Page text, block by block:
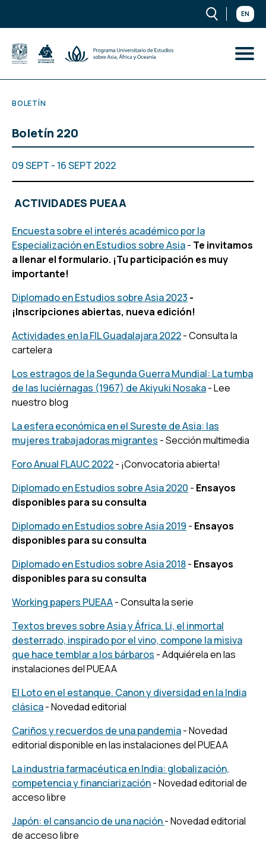
EN
BOLETÍN
Boletín 220
09 SEPT - 16 SEPT 2022
​ ACTIVIDADES PUEAA
Encuesta sobre el interés académico por la
Especialización en Estudios sobre Asia- Te invitamos
a llenar el formulario. ¡Tu participación es muy
importante!
Diplomado en Estudios sobre Asia 2023 -
¡Inscripciones abiertas, nueva edición!
Actividades en la FIL Guadalajara 2022- Consulta la
cartelera
Los estragos de la Segunda Guerra Mundial: La tumba
de las luciérnagas (1967) de Akiyuki Nosaka- Lee
nuestro blog
La esfera económica en el Sureste de Asia: las
mujeres trabajadoras migrantes - Sección multimedia
Foro Anual FLAUC 2022- ¡Convocatoria abierta!
Diplomado en Estudios sobre Asia 2020 - Ensayos
disponibles para su consulta
Diplomado en Estudios sobre Asia 2019 - Ensayos
disponibles para su consulta
Diplomado en Estudios sobre Asia 2018- Ensayos
disponibles para su consulta
Working papers PUEAA- Consulta la serie
Textos breves sobre Asia y África. Li, el inmortal
desterrado, inspirado por el vino, compone la misiva
que hace temblar a los bárbaros - Adquiérela en las
instalaciones del PUEAA
El Loto en el estanque. Canon y diversidad en la India
clásica- Novedad editorial
Cariños y recuerdos de una pandemia- Novedad
editorial disponible en las instalaciones del PUEAA
La industria farmacéutica en India: globalización,
competencia y financiarización- Novedad editorial de
acceso libre
Japón: el cansancio de una nación- Novedad editorial
de acceso libre